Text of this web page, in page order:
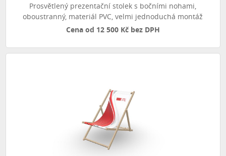
Prosvětlený prezentační stolek s bočními nohami,
oboustranný, materiál PVC, velmi jednoduchá montáž
Cena od 12 500 Kč bez DPH